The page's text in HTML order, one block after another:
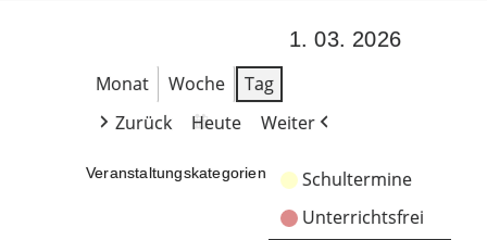
1. 03. 2026
Monat
Woche
Tag
Zurück
Heute Weiter
Veranstaltungskategorien
Schultermine
Unterrichtsfrei